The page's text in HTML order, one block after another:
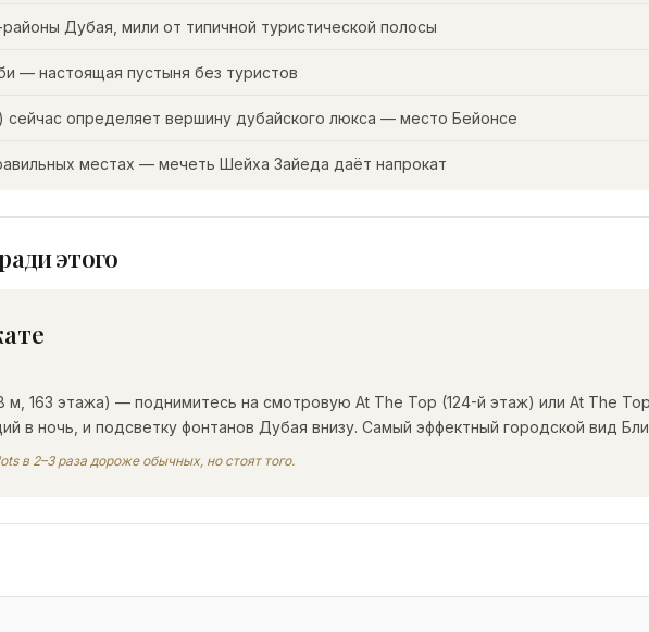
Дубая, мили от типичной туристической полосы
— настоящая пустыня без туристов
сейчас определяет вершину дубайского люкса — место Бейонсе
местах — мечеть Шейха Зайеда даёт напрокат
этого
163 этажа) — поднимитесь на смотровую At The Top (124-й этаж) или At The Top
в ночь, и подсветку фонтанов Дубая внизу. Самый эффектный городской вид
в 2–3 раза дороже обычных, но стоят того.